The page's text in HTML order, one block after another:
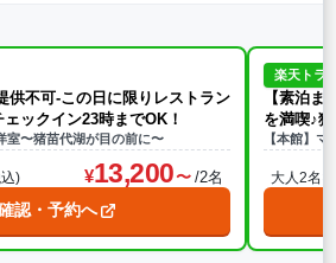
供不可‐この日に限りレストラン
ックイン23時までOK！
室〜猪苗代湖が目の前に〜
) 13,200 /2名
認・予約へ
楽天トラ
【素泊
を満喫♪
【本館】
大人2名